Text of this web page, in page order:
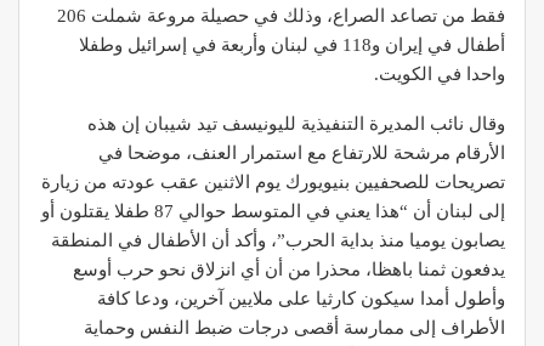
فقط من تصاعد الصراع، وذلك في حصيلة مروعة شملت 206
أطفال في إيران و118 في لبنان وأربعة في إسرائيل وطفلا
واحدا في الكويت.
وقال نائب المديرة التنفيذية لليونيسف تيد شيبان إن هذه
الأرقام مرشحة للارتفاع مع استمرار العنف، موضحا في
تصريحات للصحفيين بنيويورك يوم الاثنين عقب عودته من زيارة
إلى لبنان أن “هذا يعني في المتوسط حوالي 87 طفلا يقتلون أو
يصابون يوميا منذ بداية الحرب”، وأكد أن الأطفال في المنطقة
يدفعون ثمنا باهظا، محذرا من أن أي انزلاق نحو حرب أوسع
وأطول أمدا سيكون كارثيا على ملايين آخرين، ودعا كافة
الأطراف إلى ممارسة أقصى درجات ضبط النفس وحماية